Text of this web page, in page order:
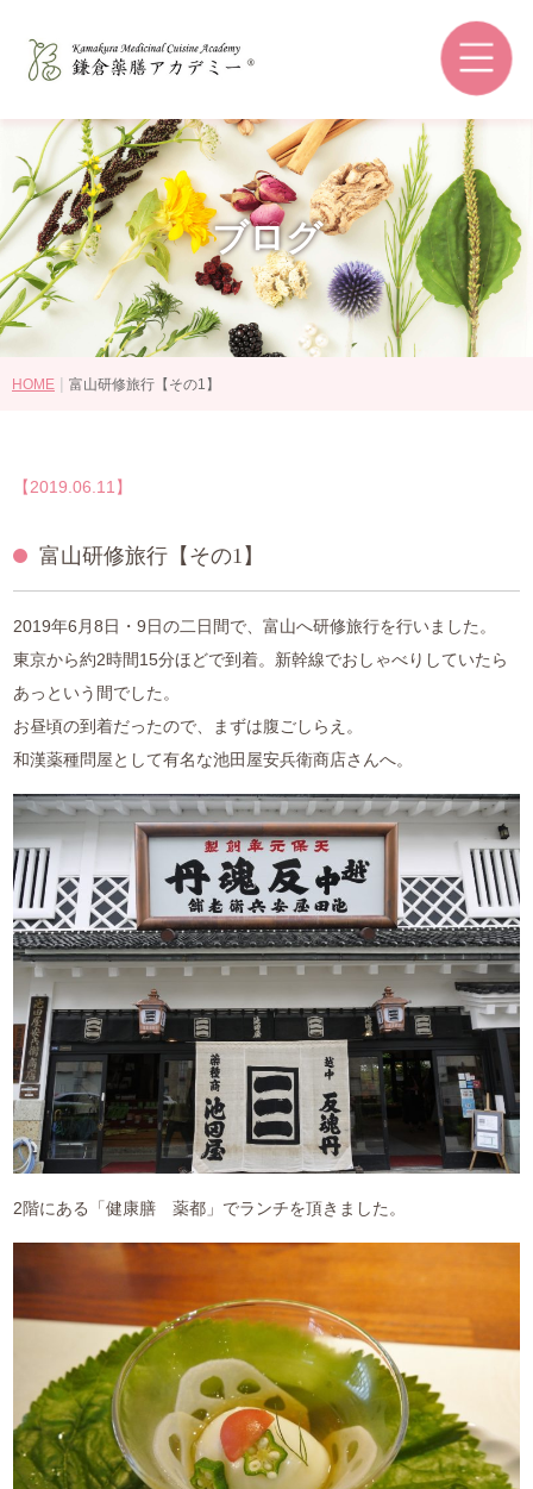
コースの選び方
講師紹介
認定資格・ライセンス認定教室
受講生の感想
認定資格について
中医薬膳営養師コース
プライベートレッスン
1day体験コース
和の薬膳®クラス
山内メソッドセミナー
特別講座
ご利用案内
アクセス
よくある質問
お仕事のご依頼
資料請求・お問合せ
和の薬膳レシピ
薬膳コラム(miyaka)
ブログ
HOME | 富山研修旅行【その1】
【2019.06.11】
富山研修旅行【その1】
2019年6月8日・9日の二日間で、富山へ研修旅行を行いました。
東京から約2時間15分ほどで到着。新幹線でおしゃべりしていたら
あっという間でした。
お昼頃の到着だったので、まずは腹ごしらえ。
和漢薬種問屋として有名な池田屋安兵衛商店さんへ。
2階にある「健康膳 薬都」でランチを頂きました。